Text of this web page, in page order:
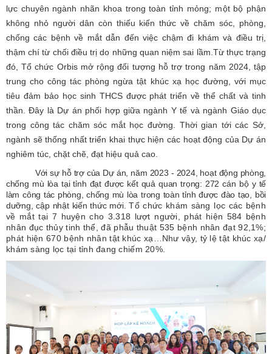
lực chuyên ngành nhãn khoa trong toàn tỉnh mỏng; một bộ phận
không nhỏ người dân còn thiếu kiến thức về chăm sóc, phòng,
chống các bệnh về mắt dẫn đến việc chậm đi khám và điều trị,
thậm chí từ chối điều trị do những quan niệm sai lầm. Từ thực trạng
đó, Tổ chức Orbis mở rộng đối tượng hỗ trợ trong năm 2024, tập
trung cho công tác phòng ngừa tật khúc xạ học đường, với mục
tiêu đảm bảo học sinh THCS được phát triển về thể chất và tinh
thần. Đây là Dự án phối hợp giữa ngành Y tế và ngành Giáo dục
trong công tác chăm sóc mắt học đường. Thời gian tới các Sở,
ngành sẽ thống nhất triển khai thực hiện các hoạt động của Dự án
nghiêm túc, chặt chẽ, đạt hiệu quả cao.
Với sự hỗ trợ của Dự án, năm 2023 - 2024, hoạt động phòng,
chống mù lòa tại tỉnh đạt được kết quả quan trọng: 272 cán bộ y tế
làm công tác phòng, chống mù lòa trong toàn tỉnh được đào tạo, bồi
dưỡng, cập nhật kiến thức mới.Tổ chức khám sàng lọc các bệnh
về mắt tại 7 huyện cho 3.318 lượt người, phát hiện 584 bệnh
nhân đục thủy tinh thể, đã phẫu thuật 535 bệnh nhân đạt 92,1%;
phát hiện 670 bệnh nhân tật khúc xạ…Như vậy, tỷ lệ tật khúc xạ/
khám sàng lọc tại tỉnh đang chiếm 20%.